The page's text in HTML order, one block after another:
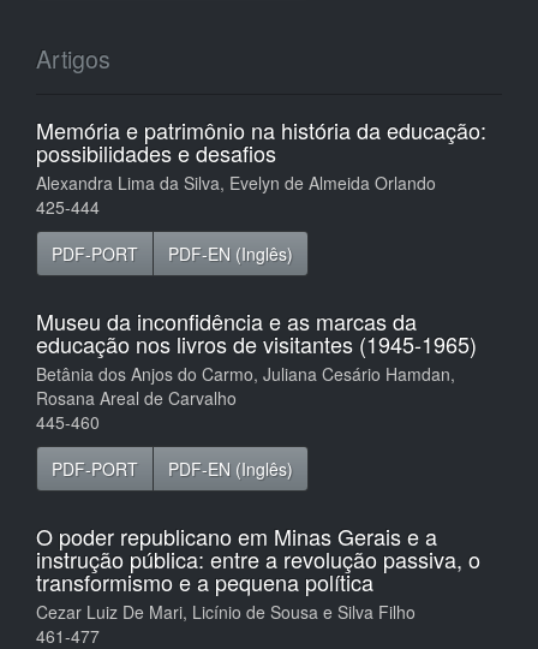
Artigos
Memória e patrimônio na história da educação:
possibilidades e desafios
Alexandra Lima da Silva, Evelyn de Almeida Orlando
425-444
PDF-PORT
PDF-EN (Inglês)
Museu da inconfidência e as marcas da
educação nos livros de visitantes (1945-1965)
Betânia dos Anjos do Carmo, Juliana Cesário Hamdan,
Rosana Areal de Carvalho
445-460
PDF-PORT
PDF-EN (Inglês)
O poder republicano em Minas Gerais e a
instrução pública: entre a revolução passiva, o
transformismo e a pequena política
Cezar Luiz De Mari, Licínio de Sousa e Silva Filho
461-477